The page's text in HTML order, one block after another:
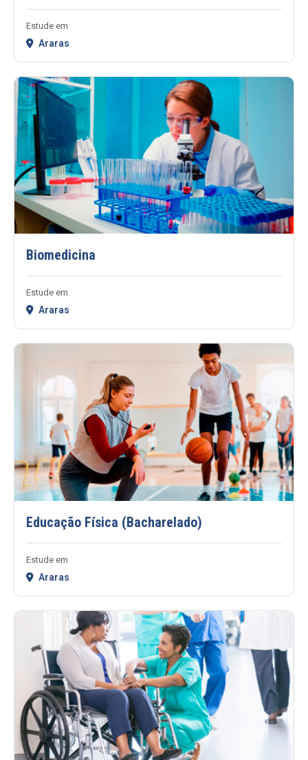
Estude em
Araras
Biomedicina
Estude em
Araras
Educação Física (Bacharelado)
Estude em
Araras